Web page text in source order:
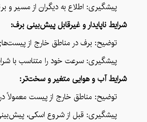
پیشگیری: اطلاع به دیگران از مسیر و
شرایط ناپایدار و غیرقابل پیش‌بینی برف:
توضیح: برف در مناطق خارج از پیست‌های
پیشگیری: سرعت خود را متناسب با
شرایط آب و هوایی متغیر و سخت‌تر:
توضیح: مناطق خارج از پیست معمولاً در
پیشگیری: قبل از شروع اسکی، پیش‌بینی